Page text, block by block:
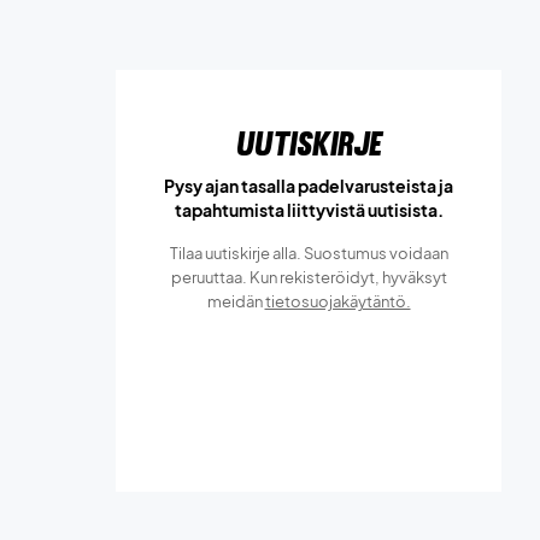
Uutiskirje
Pysy ajan tasalla padelvarusteista ja
tapahtumista liittyvistä uutisista.
Tilaa uutiskirje alla. Suostumus voidaan
peruuttaa. Kun rekisteröidyt, hyväksyt
meidäntietosuojakäytäntö.